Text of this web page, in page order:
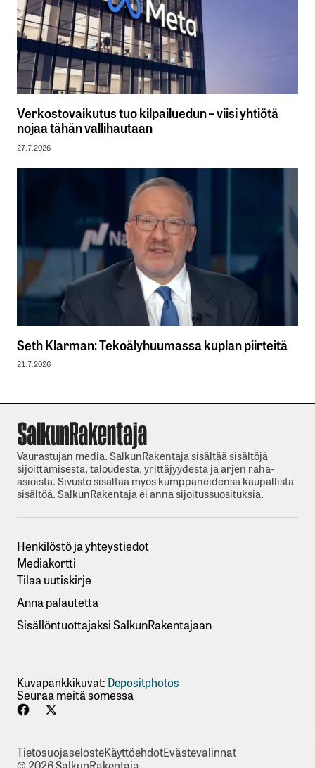
Verkostovaikutus tuo kilpailuedun – viisi yhtiötä
nojaa tähän vallihautaan
27.7.2026
Seth Klarman: Tekoälyhuumassa kuplan piirteitä
21.7.2026
Vaurastujan media. SalkunRakentaja sisältää sisältöjä
sijoittamisesta, taloudesta, yrittäjyydesta ja arjen raha-
asioista. Sivusto sisältää myös kumppaneidensa kaupallista
sisältöä. SalkunRakentaja ei anna sijoitussuosituksia.
Henkilöstö ja yhteystiedot
Mediakortti
Tilaa uutiskirje
Anna palautetta
Sisällöntuottajaksi SalkunRakentajaan
Kuvapankkikuvat: Depositphotos
Seuraa meitä somessa
TietosuojaselosteKäyttöehdotEvästevalinnat